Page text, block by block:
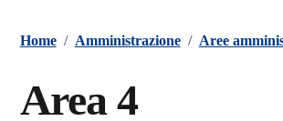
Home / Amministrazione / Aree
Area 4